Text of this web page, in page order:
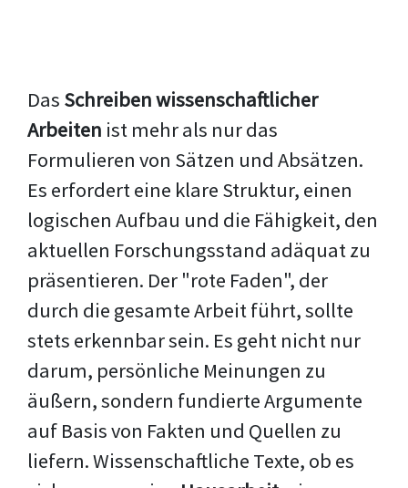
Das Schreiben wissenschaftlicher
Arbeiten ist mehr als nur das
Formulieren von Sätzen und Absätzen.
Es erfordert eine klare Struktur, einen
logischen Aufbau und die Fähigkeit, den
aktuellen Forschungsstand adäquat zu
präsentieren. Der "rote Faden", der
durch die gesamte Arbeit führt, sollte
stets erkennbar sein. Es geht nicht nur
darum, persönliche Meinungen zu
äußern, sondern fundierte Argumente
auf Basis von Fakten und Quellen zu
liefern. Wissenschaftliche Texte, ob es